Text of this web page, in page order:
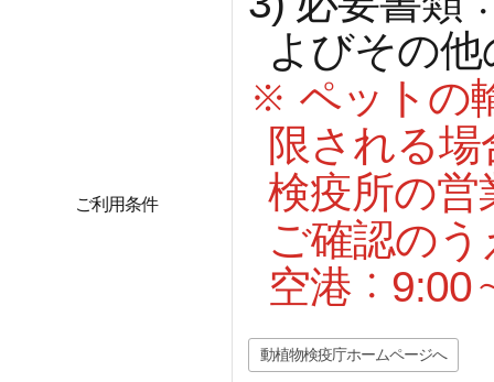
ご利用条件
よびその
※ ペットの
限される
検疫所の営
ご確認の
空港：9:00
動植物検疫庁ホームページへ